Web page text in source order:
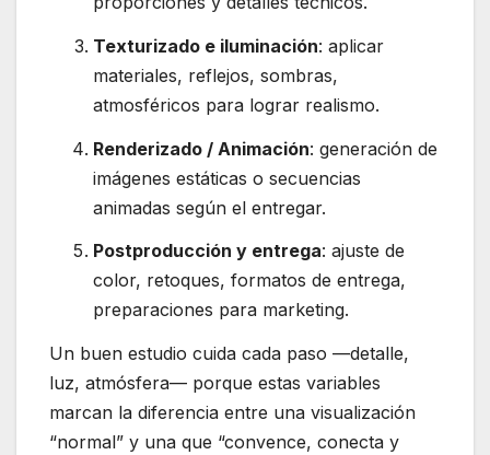
Texturizado e iluminación: aplicar
materiales, reflejos, sombras,
atmosféricos para lograr realismo.
Renderizado / Animación: generación de
imágenes estáticas o secuencias
animadas según el entregar.
Postproducción y entrega: ajuste de
color, retoques, formatos de entrega,
preparaciones para marketing.
Un buen estudio cuida cada paso —detalle,
luz, atmósfera— porque estas variables
marcan la diferencia entre una visualización
“normal” y una que “convence, conecta y